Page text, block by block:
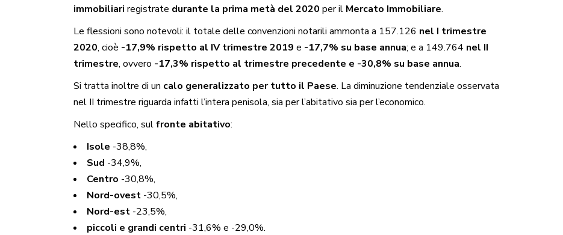
immobiliari registrate durante la prima metà del 2020 per il Mercato Immobiliare.
Le flessioni sono notevoli: il totale delle convenzioni notarili ammonta a 157.126 nel I trimestre
2020, cioè -17,9% rispetto al IV trimestre 2019 e -17,7% su base annua; e a 149.764 nel II
trimestre, ovvero -17,3% rispetto al trimestre precedente e -30,8% su base annua.
Si tratta inoltre di un calo generalizzato per tutto il Paese. La diminuzione tendenziale osservata
nel II trimestre riguarda infatti l’intera penisola, sia per l’abitativo sia per l’economico.
Nello specifico, sulfronte abitativo:
Isole -38,8%,
Sud -34,9%,
Centro -30,8%,
Nord-ovest -30,5%,
Nord-est -23,5%,
piccoli e grandi centri -31,6% e -29,0%.